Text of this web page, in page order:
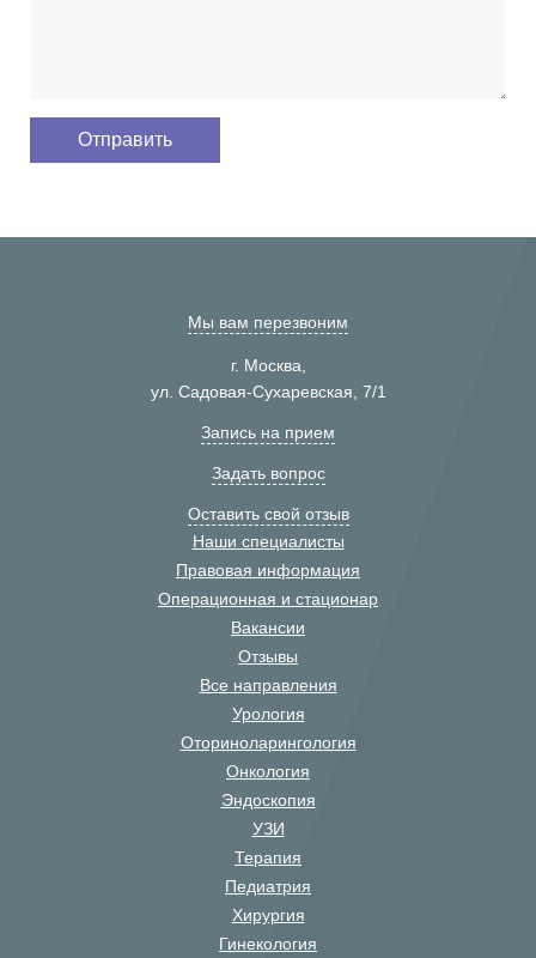
Мы вам перезвоним
г. Москва,
ул. Садовая-Сухаревская, 7/1
Запись на прием
Задать вопрос
Оставить свой отзыв
Наши специалисты
Правовая информация
Операционная и стационар
Вакансии
Отзывы
Все направления
Урология
Оториноларингология
Онкология
Эндоскопия
УЗИ
Терапия
Педиатрия
Хирургия
Гинекология